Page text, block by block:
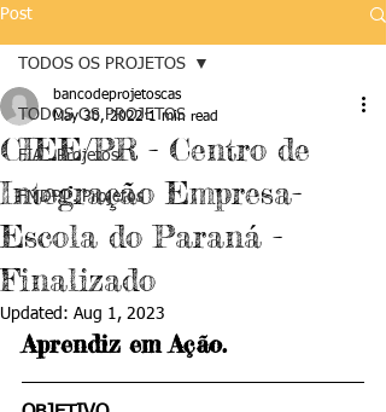
Post
TODOS OS PROJETOS
FIA . Projetos
FMDPI . Projetos
TODOS OS PROJETOS
CIEE/PR - Centro de
Integração Empresa-
Escola do Paraná -
Finalizado
bancodeprojetoscas
May 30, 2022 1 min read
Updated: Aug 1, 2023
Aprendiz em Ação.